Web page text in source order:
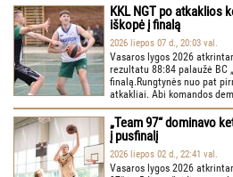
KKL NGT po atkaklios
iškopė į finalą
2026 liepos 07 d., 20:03 val.
Vasaros lygos 2026
rezultatu 88:84 palaužė BC
finalą.Rungtynės nuo pat
atkakliai. Abi komandos
„Team 97“ dominavo
į pusfinalį
2026 liepos 02 d., 22:41 val.
Vasaros lygos 2026